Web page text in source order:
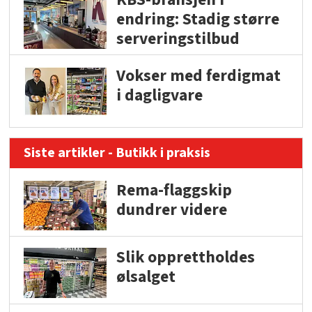
endring: Stadig større
serveringstilbud
Vokser med ferdigmat
i dagligvare
Siste artikler - Butikk i praksis
Rema-flaggskip
dundrer videre
Slik opprettholdes
ølsalget